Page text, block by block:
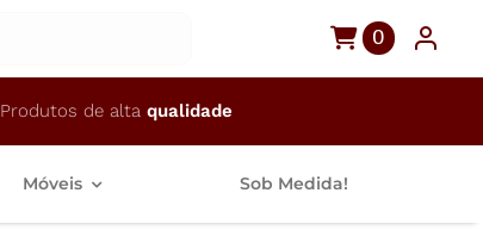
0
Produtos de altaqualidade
Móveis Sob Medida!